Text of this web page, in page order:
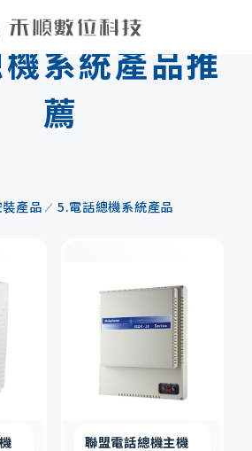
PRODUCTS
系統產品推
薦
裝產品 5.電話總機系統產品
聯盟電話總機主機